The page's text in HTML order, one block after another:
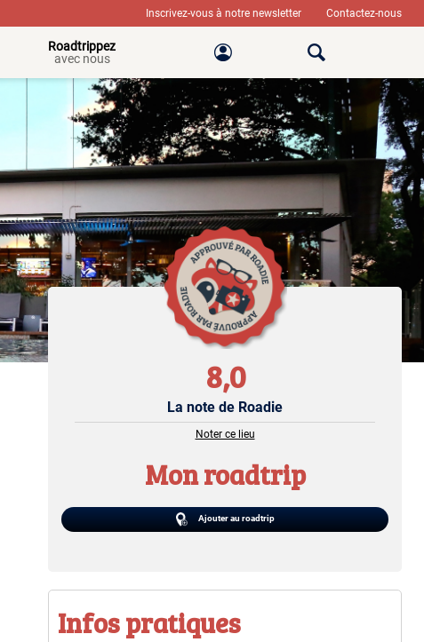
Inscrivez-vous à notre newsletter Contactez-nous
Roadtrippez
avec nous
8,0
La note de Roadie
Noter ce lieu
Mon roadtrip
Ajouter au roadtrip
Infos pratiques